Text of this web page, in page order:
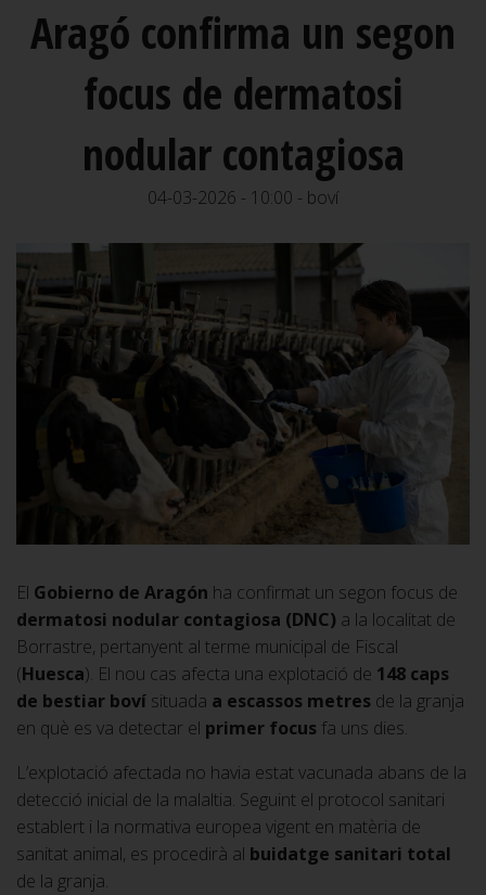
Aragó confirma un segon
focus de dermatosi
nodular contagiosa
04-03-2026 - 10:00 - boví
El Gobierno de Aragón ha confirmat un segon focus de
dermatosi nodular contagiosa (DNC) a la localitat de
Borrastre, pertanyent al terme municipal de Fiscal
(Huesca). El nou cas afecta una explotació de 148 caps
de bestiar boví situada a escassos metres de la granja
en què es va detectar el primer focus fa uns dies.
L’explotació afectada no havia estat vacunada abans de la
detecció inicial de la malaltia. Seguint el protocol sanitari
establert i la normativa europea vigent en matèria de
sanitat animal, es procedirà al buidatge sanitari total
de la granja.